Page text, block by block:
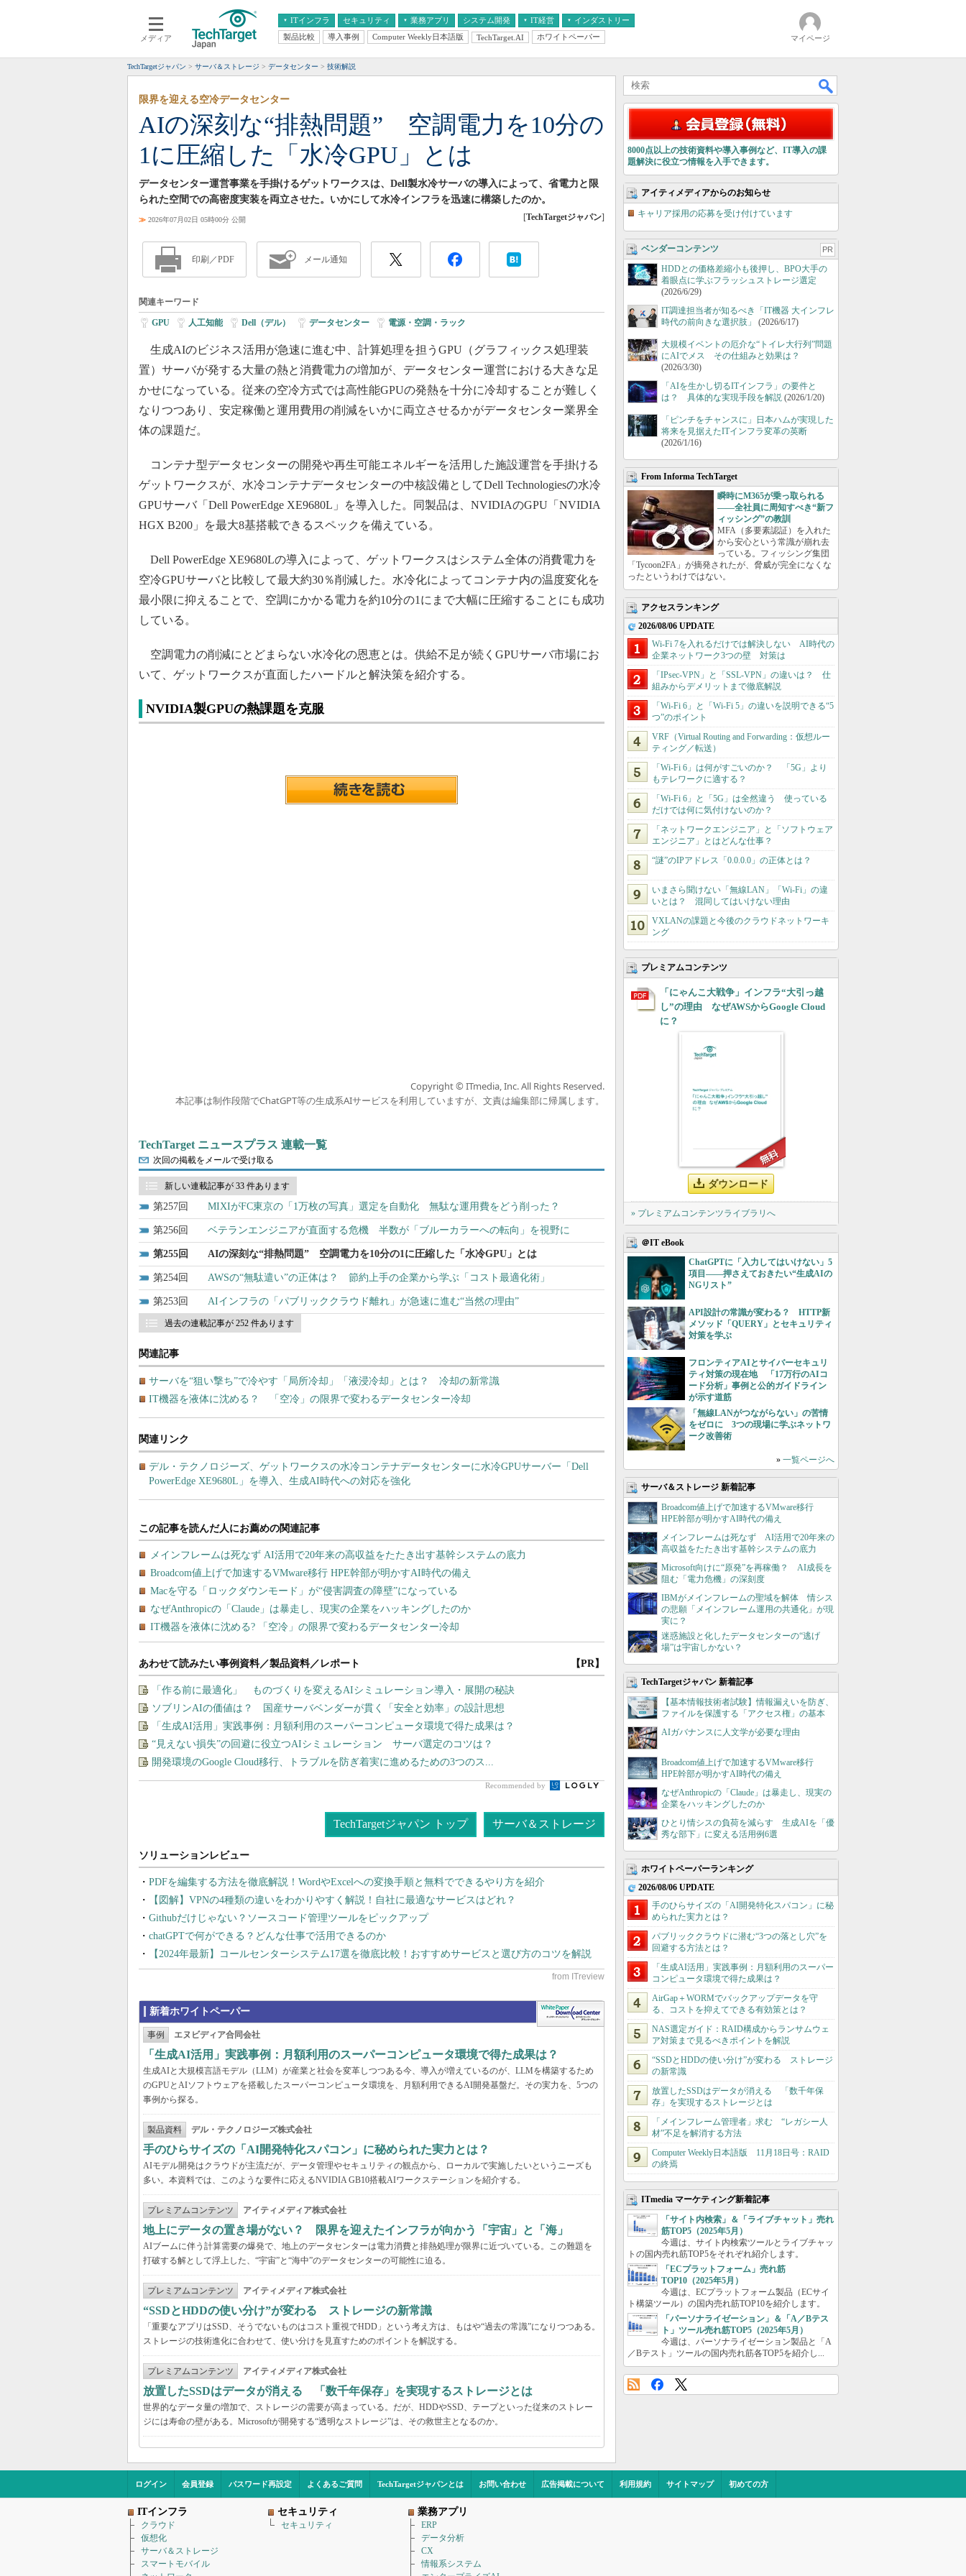
メディア
ITインフラ
クラウド
スマートモバイル
ネットワーク
システム運用管理
セキュリティ 業務アプリ
エンタープライズAI
ERP
CX
情報系システム
システム開発 IT経営
経営とIT
インダストリー
医療IT
製品比較 導入事例 Computer Weekly日本語版 TechTarget.AI ホワイトペーパー マイページ
TechTargetジャパン サーバ＆ストレージ データセンター 技術解説
AIの深刻な“排熱問題” 空調電力を10分の
1に圧縮した「水冷GPU」とは
限界を迎える空冷データセンター
データセンター運営事業を手掛けるゲットワークスは、Dell製水冷サーバの導入によって、省電力と限
られた空間での高密度実装を両立させた。いかにして水冷インフラを迅速に構築したのか。
≫ 2026年07月02日 05時00分 公開 [TechTargetジャパン]
印刷／PDF メール通知
関連キーワード
GPU 人工知能| Dell（デル） データセンター 電源・空調・ラック
生成AIのビジネス活用が急速に進む中、計算処理を担うGPU（グラフィックス処理装
置）サーバが発する大量の熱と消費電力の増加が、データセンター運営における大きな足
かせになっている。従来の空冷方式では高性能GPUの発熱を十分に冷却することが難しく
なりつつあり、安定稼働と運用費用の削減をいかに両立させるかがデータセンター業界全
体の課題だ。
コンテナ型データセンターの開発や再生可能エネルギーを活用した施設運営を手掛ける
ゲットワークスが、水冷コンテナデータセンターの中核設備としてDell Technologiesの水冷
GPUサーバ「Dell PowerEdge XE9680L」を導入した。同製品は、NVIDIAのGPU「NVIDIA
HGX B200」を最大8基搭載できるスペックを備えている。
Dell PowerEdge XE9680Lの導入によって、ゲットワークスはシステム全体の消費電力を
空冷GPUサーバと比較して最大約30％削減した。水冷化によってコンテナ内の温度変化を
最小限に抑えることで、空調にかかる電力を約10分の1にまで大幅に圧縮することにも成功
している。
空調電力の削減にとどまらない水冷化の恩恵とは。供給不足が続くGPUサーバ市場にお
いて、ゲットワークスが直面したハードルと解決策を紹介する。
NVIDIA製GPUの熱課題を克服
Copyright © ITmedia, Inc. All Rights Reserved.
本記事は制作段階でChatGPT等の生成系AIサービスを利用していますが、文責は編集部に帰属します。
TechTarget ニュースプラス 連載一覧
次回の掲載をメールで受け取る
新しい連載記事が 33 件あります
257 MIXIがFC東京の「1万枚の写真」選定を自動化 無駄な運用費をどう削った？
256 ベテランエンジニアが直面する危機 半数が「ブルーカラーへの転向」を視野に
255 AIの深刻な“排熱問題” 空調電力を10分の1に圧縮した「水冷GPU」とは
254 AWSの“無駄遣い”の正体は？ 節約上手の企業から学ぶ「コスト最適化術」
253 AIインフラの「パブリッククラウド離れ」が急速に進む“当然の理由”
過去の連載記事が 252 件あります
関連記事
サーバを“狙い撃ち”で冷やす「局所冷却」「液浸冷却」とは？ 冷却の新常識
IT機器を液体に沈める？ 「空冷」の限界で変わるデータセンター冷却
関連リンク
デル・テクノロジーズ、ゲットワークスの水冷コンテナデータセンターに水冷GPUサーバー「Dell
PowerEdge XE9680L」を導入、生成AI時代への対応を強化
あわせて読みたい事例資料／製品資料／レポート 【PR】
「作る前に最適化」 ものづくりを変えるAIシミュレーション導入・展開の秘訣
ソブリンAIの価値は？ 国産サーバベンダーが貫く「安全と効率」の設計思想
「生成AI活用」実践事例：月額利用のスーパーコンピュータ環境で得た成果は？
“見えない損失”の回避に役立つAIシミュレーション サーバ選定のコツは？
開発環境のGoogle Cloud移行、トラブルを防ぎ着実に進めるための3つのス...
Recommended by
TechTargetジャパン トップ サーバ＆ストレージ
PDFを編集する方法を徹底解説！WordやExcelへの変換手順と無料でできるやり方を紹介
【図解】VPNの4種類の違いをわかりやすく解説！自社に最適なサービスはどれ？
Githubだけじゃない？ソースコード管理ツールをピックアップ
chatGPTで何ができる？どんな仕事で活用できるのか
【2024年最新】コールセンターシステム17選を徹底比較！おすすめサービスと選び方のコツを解説
新着ホワイトペーパー
事例 エヌビディア合同会社
「生成AI活用」実践事例：月額利用のスーパーコンピュータ環境で得た成果は？
生成AIと大規模言語モデル（LLM）が産業と社会を変革しつつある今、導入が増えているのが、LLMを構築するため
のGPUとAIソフトウェアを搭載したスーパーコンピュータ環境を、月額利用できるAI開発基盤だ。その実力を、5つの
事例から探る。
製品資料 デル・テクノロジーズ株式会社
手のひらサイズの「AI開発特化スパコン」に秘められた実力とは？
AIモデル開発はクラウドが主流だが、データ管理やセキュリティの観点から、ローカルで実施したいというニーズも
多い。本資料では、このような要件に応えるNVIDIA GB10搭載AIワークステーションを紹介する。
プレミアムコンテンツ アイティメディア株式会社
地上にデータの置き場がない？ 限界を迎えたインフラが向かう「宇宙」と「海」
AIブームに伴う計算需要の爆発で、地上のデータセンターは電力消費と排熱処理が限界に近づいている。この難題を
打破する解として浮上した、“宇宙”と“海中”のデータセンターの可能性に迫る。
プレミアムコンテンツ アイティメディア株式会社
“SSDとHDDの使い分け”が変わる ストレージの新常識
「重要なアプリはSSD、そうでないものはコスト重視でHDD」という考え方は、もはや“過去の常識”になりつつある。
ストレージの技術進化に合わせて、使い分けを見直すためのポイントを解説する。
プレミアムコンテンツ アイティメディア株式会社
放置したSSDはデータが消える 「数千年保存」を実現するストレージとは
世界的なデータ量の増加で、ストレージの需要が高まっている。だが、HDDやSSD、テープといった従来のストレー
ジには寿命の壁がある。Microsoftが開発する“透明なストレージ”は、その救世主となるのか。
8000点以上の技術資料や導入事例など、IT導入の課
題解決に役立つ情報を入手できます。
アイティメディアからのお知らせ
キャリア採用の応募を受け付けています
ベンダーコンテンツ PR
HDDとの価格差縮小も後押し、BPO大手の
着眼点に学ぶフラッシュストレージ選定
(2026/6/29)
IT調達担当者が知るべき「IT機器 大インフレ
時代の前向きな選択肢」
(2026/6/17)
大規模イベントの厄介な“トイレ大行列”問題
にAIでメス その仕組みと効果は？
(2026/3/30)
「AIを生かし切るITインフラ」の要件と
は？ 具体的な実現手段を解説 (2026/1/20)
「ピンチをチャンスに」日本ハムが実現した
将来を見据えたITインフラ変革の英断
(2026/1/16)
From Informa TechTarget
瞬時にM365が乗っ取られる
――全社員に周知すべき“新フ
ィッシング”の教訓
MFA（多要素認証）を入れた
から安心という常識が崩れ去
っている。フィッシング集団
「Tycoon2FA」が摘発されたが、脅威が完全になくな
ったというわけではない。
アクセスランキング
2026/08/06 UPDATE
Wi-Fi 7を入れるだけでは解決しない AI時代の
企業ネットワーク3つの壁 対策は
「IPsec-VPN」と「SSL-VPN」の違いは？ 仕
組みからデメリットまで徹底解説
「Wi-Fi 6」と「Wi-Fi 5」の違いを説明できる“5
つ”のポイント
VRF（Virtual Routing and Forwarding：仮想ルー
ティング／転送）
「Wi-Fi 6」は何がすごいのか？ 「5G」より
もテレワークに適する？
「Wi-Fi 6」と「5G」は全然違う 使っている
だけでは何に気付けないのか？
「ネットワークエンジニア」と「ソフトウェア
エンジニア」とはどんな仕事？
“謎”のIPアドレス「0.0.0.0」の正体とは？
いまさら聞けない「無線LAN」「Wi-Fi」の違
いとは？ 混同してはいけない理由
VXLANの課題と今後のクラウドネットワーキ
ング
プレミアムコンテンツ
「にゃんこ大戦争」インフラ“大引っ越
し”の理由 なぜAWSからGoogle Cloud
に？
ダウンロード
» プレミアムコンテンツライブラリへ
＠IT eBook
ChatGPTに「入力してはいけない」5
項目――押さえておきたい“生成AIの
NGリスト”
API設計の常識が変わる？ HTTP新
メソッド「QUERY」とセキュリティ
対策を学ぶ
フロンティアAIとサイバーセキュリ
ティ対策の現在地 「17万行のAIコ
ード分析」事例と公的ガイドライン
が示す道筋
「無線LANがつながらない」の苦情
をゼロに 3つの現場に学ぶネットワ
ーク改善術
» 一覧ページへ
サーバ＆ストレージ 新着記事
Broadcom値上げで加速するVMware移行
HPE幹部が明かすAI時代の備え
メインフレームは死なず AI活用で20年来の
高収益をたたき出す基幹システムの底力
Microsoft向けに“原発”を再稼働？ AI成長を
阻む「電力危機」の深刻度
IBMがメインフレームの聖域を解体 情シス
の悲願「メインフレーム運用の共通化」が現
実に？
迷惑施設と化したデータセンターの“逃げ
場”は宇宙しかない？
TechTargetジャパン 新着記事
【基本情報技術者試験】情報漏えいを防ぎ、
ファイルを保護する「アクセス権」の基本
AIガバナンスに人文学が必要な理由
Broadcom値上げで加速するVMware移行
HPE幹部が明かすAI時代の備え
なぜAnthropicの「Claude」は暴走し、現実の
企業をハッキングしたのか
ひとり情シスの負荷を減らす 生成AIを「優
秀な部下」に変える活用例6選
ホワイトペーパーランキング
2026/08/06 UPDATE
手のひらサイズの「AI開発特化スパコン」に秘
められた実力とは？
パブリッククラウドに潜む“3つの落とし穴”を
回避する方法とは？
「生成AI活用」実践事例：月額利用のスーパー
コンピュータ環境で得た成果は？
AirGap＋WORMでバックアップデータを守
る、コストを抑えてできる有効策とは？
NAS選定ガイド：RAID構成からランサムウェ
ア対策まで見るべきポイントを解説
“SSDとHDDの使い分け”が変わる ストレージ
の新常識
放置したSSDはデータが消える 「数千年保
存」を実現するストレージとは
「メインフレーム管理者」求む “レガシー人
材”不足を解消する方法
Computer Weekly日本語版 11月18日号：RAID
の終焉
ITmedia マーケティング新着記事
「サイト内検索」＆「ライブチャット」売れ
筋TOP5（2025年5月）
今週は、サイト内検索ツールとライブチャッ
トの国内売れ筋TOP5をそれぞれ紹介します。
「ECプラットフォーム」売れ筋
TOP10（2025年5月）
今週は、ECプラットフォーム製品（ECサイ
ト構築ツール）の国内売れ筋TOP10を紹介します。
「パーソナライゼーション」＆「A／Bテス
ト」ツール売れ筋TOP5（2025年5月）
今週は、パーソナライゼーション製品と「A
／Bテスト」ツールの国内売れ筋各TOP5を紹介し...
ログイン 会員登録 パスワード再設定 よくあるご質問 TechTargetジャパンとは お問い合わせ 広告掲載について 利用規約 サイトマップ 初めての方
ITインフラ
クラウド
仮想化
サーバ＆ストレージ
スマートモバイル
セキュリティ
セキュリティ
業務アプリ
ERP
データ分析
CX
情報系システム